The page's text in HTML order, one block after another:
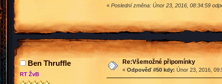
« Poslední změna: Únor 23, 2016, 08:34:59
Ben Thruffle
RT ŽvB
Re:Všemožné připomínky
« Odpověď #50 kdy: Únor 23, 2016,